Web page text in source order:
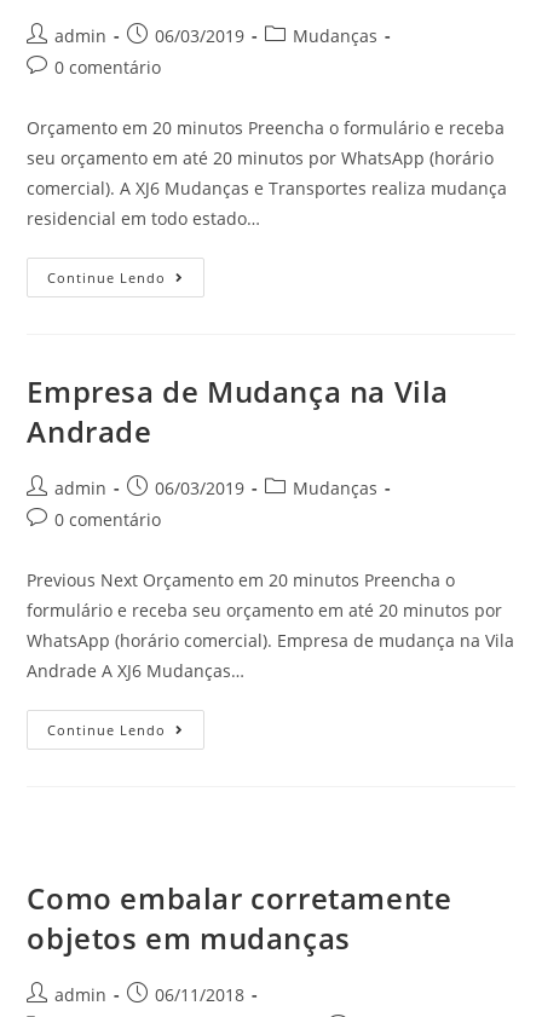
admin 06/03/2019
Mudanças
0 comentário
Orçamento em 20 minutos Preencha o formulário e receba
seu orçamento em até 20 minutos por WhatsApp (horário
comercial). A XJ6 Mudanças e Transportes realiza mudança
residencial em todo estado…
Continue Lendo
Empresa de Mudança na Vila
Andrade
admin 06/03/2019
Mudanças
0 comentário
Previous Next Orçamento em 20 minutos Preencha o
formulário e receba seu orçamento em até 20 minutos por
WhatsApp (horário comercial). Empresa de mudança na Vila
Andrade A XJ6 Mudanças…
Continue Lendo
Como embalar corretamente
objetos em mudanças
admin
06/11/2018